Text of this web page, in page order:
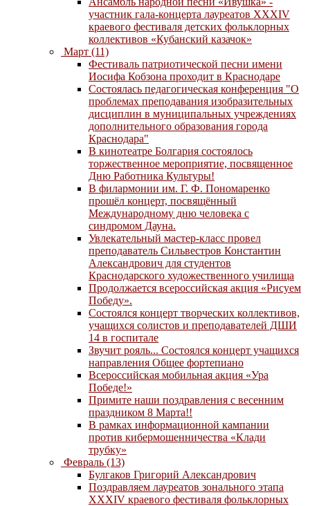
участник гала-концерта лауреатов XXXIV
краевого фестиваля детских фольклорных
коллективов «Кубанский казачок»
Март (11)
Фестиваль патриотической песни имени
Иосифа Кобзона проходит в Краснодаре
Состоялась педагогическая конференция "О
проблемах преподавания изобразительных
дисциплин в муниципальных учреждениях
дополнительного образования города
Краснодара"
В кинотеатре Болгария состоялось
торжественное мероприятие, посвященное
Дню Работника Культуры!
В филармонии им. Г. Ф. Пономаренко
прошёл концерт, посвящённый
Международному дню человека с
синдромом Дауна.
Увлекательный мастер-класс провел
преподаватель Сильвестров Константин
Александрович для студентов
Краснодарского художественного училища
Продолжается всероссийская акция «Рисуем
Победу».
Состоялся концерт творческих коллективов,
учащихся солистов и преподавателей ДШИ
14 в госпитале
Звучит рояль... Состоялся концерт учащихся
направления Общее фортепиано
Всероссийская мобильная акция «Ура
Победе!»
Примите наши поздравления с весенним
праздником 8 Марта!!
В рамках информационной кампании
против кибермошенничества «Клади
трубку»
Февраль (13)
Булгаков Григорий Александрович
Поздравляем лауреатов зонального этапа
XXXIV краевого фестиваля фольклорных